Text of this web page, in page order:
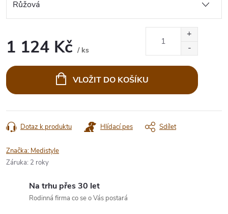
1 124 Kč / ks
cena:
VLOŽIT DO KOŠÍKU
Dotaz k produktu Hlídací pes Sdílet
Značka: Medistyle
Záruka: 2 roky
Na trhu přes 30 let
Rodinná firma co se o Vás postará